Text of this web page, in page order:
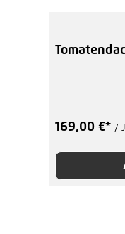
169,00 €* /